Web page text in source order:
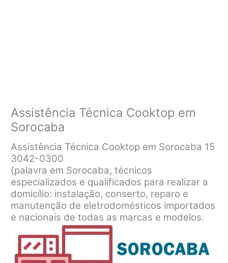
Assistência Técnica Cooktop em
Sorocaba
Assistência Técnica Cooktop em Sorocaba 15
3042-0300
{palavra em Sorocaba, técnicos
especializados e qualificados para realizar a
domicílio: instalação, conserto, reparo e
manutenção de eletrodomésticos importados
e nacionais de todas as marcas e modelos.